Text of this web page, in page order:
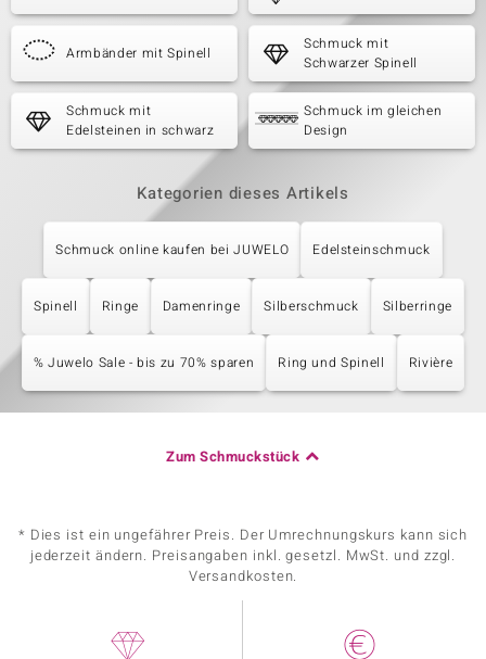
Armbänder mit Spinell
Schmuck mit
Schwarzer Spinell
Schmuck mit
Edelsteinen in schwarz
Schmuck im gleichen
Design
Kategorien dieses Artikels
Schmuck online kaufen bei JUWELO Edelsteinschmuck
Spinell Ringe Damenringe Silberschmuck Silberringe
% Juwelo Sale - bis zu 70% sparen Ring und Spinell Rivière
Zum Schmuckstück
* Dies ist ein ungefährer Preis. Der Umrechnungskurs kann sich
jederzeit ändern. Preisangaben inkl. gesetzl. MwSt. und zzgl.
Versandkosten.